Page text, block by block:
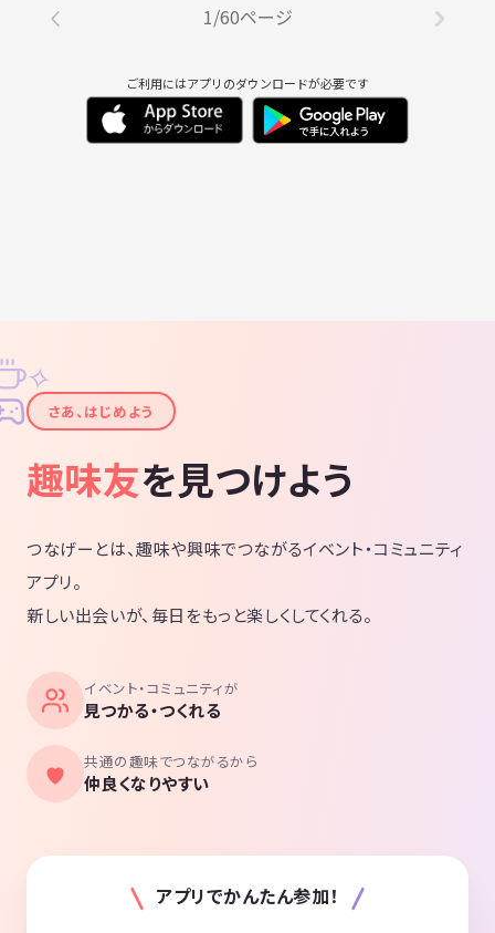
1/60ページ
ご利用にはアプリのダウンロードが必要です
✦
✧
さあ、はじめよう
趣味友を見つけよう
つなげーとは、趣味や興味でつながるイベント・コミュニティ
アプリ。
新しい出会いが、毎日をもっと楽しくしてくれる。
イベント・コミュニティが
見つかる・つくれる
共通の趣味でつながるから
仲良くなりやすい
アプリでかんたん参加！